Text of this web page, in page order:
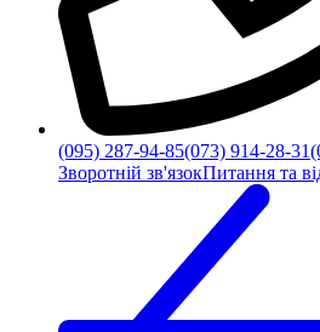
(095) 287-94-85(073) 914-28-31
Зворотній зв'язокПитання та